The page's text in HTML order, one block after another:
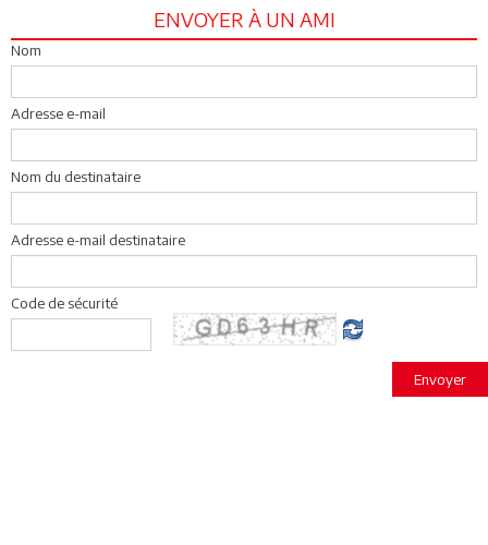
ENVOYER À UN AMI
Nom
Adresse e-mail
Nom du destinataire
Adresse e-mail destinataire
Code de sécurité
Envoyer